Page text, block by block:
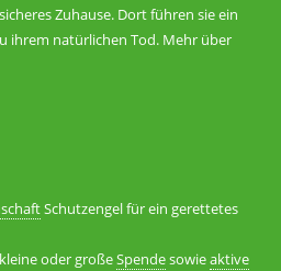
Zuhause. Dort führen sie ein
ihrem natürlichen Tod. Mehr über
Schutzengel für ein gerettetes
oder großeSpendesowieaktive